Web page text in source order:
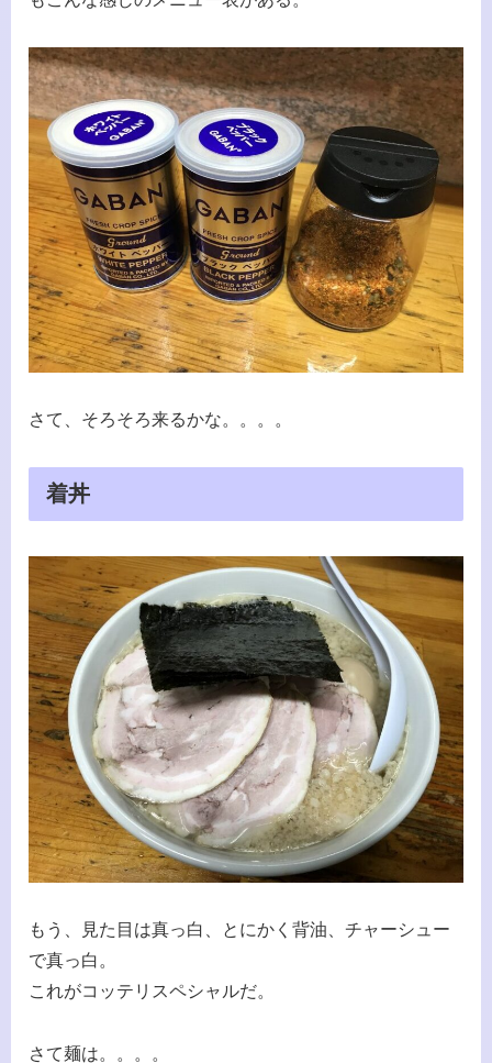
さて、そろそろ来るかな。。。。
着丼
もう、見た目は真っ白、とにかく背油、チャーシュー
で真っ白。
これがコッテリスペシャルだ。
さて麺は。。。。